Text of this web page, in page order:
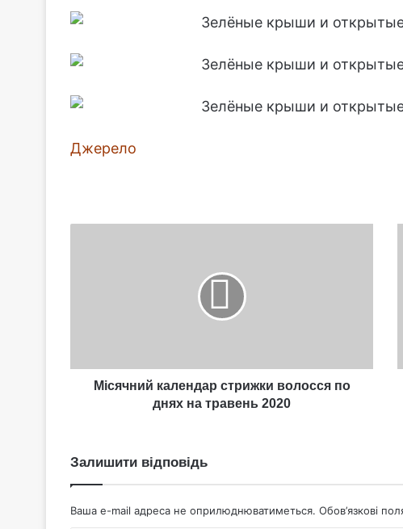
Джерело
2020
Місячний календар стрижки волосся по
днях на травень 2020
Залишити відповідь
Ваша e-mail адреса не оприлюднюватиметься. Обов’язкові